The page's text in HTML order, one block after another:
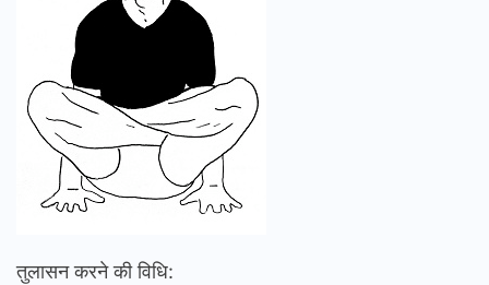
तुलासन करने की विधि: